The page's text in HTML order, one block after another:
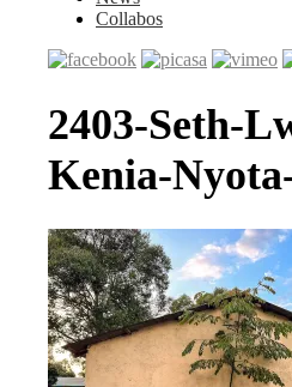
Collabos
2403-Seth-
Kenia-